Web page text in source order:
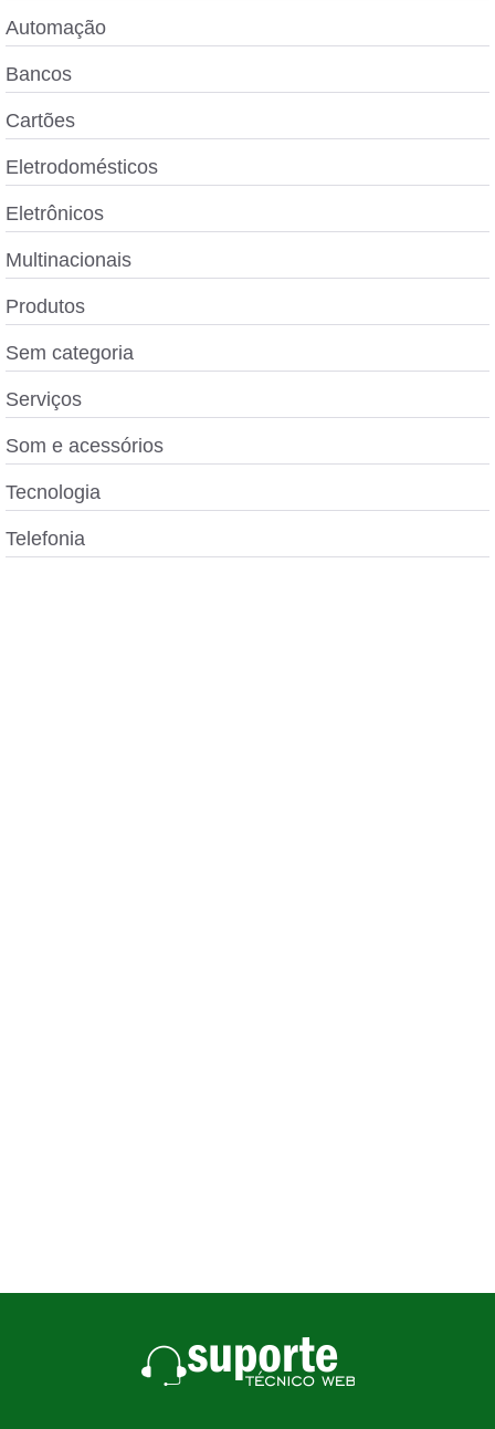
Automação
Bancos
Cartões
Eletrodomésticos
Eletrônicos
Multinacionais
Produtos
Sem categoria
Serviços
Som e acessórios
Tecnologia
Telefonia